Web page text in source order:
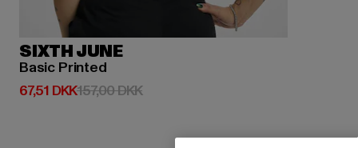
SIXTH JUNE
Basic Printed
67,51 DKK
Nuværende pris: 67,51 DKK
157,00 DKKKampagnepris: 157,00 DKK